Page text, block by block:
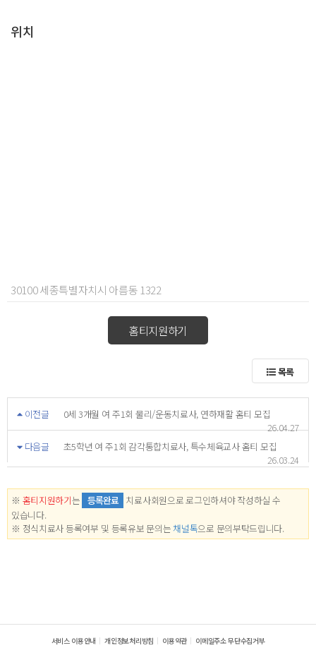
위치
30100 세종특별자치시 아름동 1322
홈티지원하기
목록
이전글
0세 3개월 여 주1회 물리/운동치료사, 연하재활 홈티 모집
26.04.27
다음글
초5학년 여 주1회 감각통합치료사, 특수체육교사 홈티 모집
26.03.24
※ 홈티지원하기는 등록완료 치료사회원으로 로그인하셔야 작성하실 수
있습니다.
※ 정식치료사 등록여부 및 등록유보 문의는 채널톡으로 문의부탁드립니다.
서비스 이용안내 개인정보처리방침 이용약관 이메일주소 무단수집거부